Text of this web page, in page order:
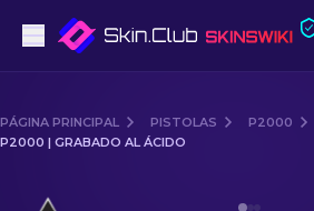
Gama media
PÁGINA PRINCIPAL PISTOLAS
P2000
P2000 | GRABADO AL ÁCIDO